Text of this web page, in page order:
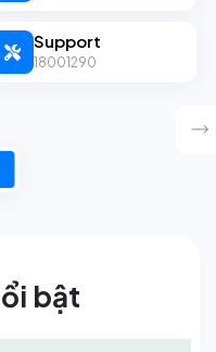
Support
18001290
bật